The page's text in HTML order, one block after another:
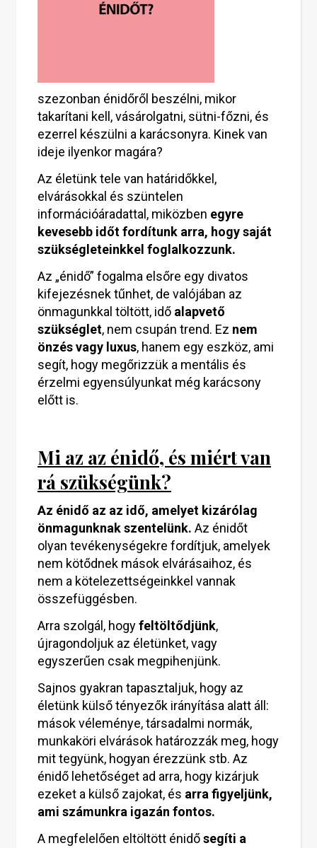
szezonban énidőről beszélni, mikor
takarítani kell, vásárolgatni, sütni-főzni, és
ezerrel készülni a karácsonyra. Kinek van
ideje ilyenkor magára?
Az életünk tele van határidőkkel,
elvárásokkal és szüntelen
információáradattal, miközben egyre
kevesebb időt fordítunk arra, hogy saját
szükségleteinkkel foglalkozzunk.
Az „énidő” fogalma elsőre egy divatos
kifejezésnek tűnhet, de valójában az
önmagunkkal töltött, idő alapvető
szükséglet, nem csupán trend. Ez nem
önzés vagy luxus, hanem egy eszköz, ami
segít, hogy megőrizzük a mentális és
érzelmi egyensúlyunkat még karácsony
előtt is.
Mi az az énidő, és miért van
rá szükségünk?
Az énidő az az idő, amelyet kizárólag
önmagunknak szentelünk. Az énidőt
olyan tevékenységekre fordítjuk, amelyek
nem kötődnek mások elvárásaihoz, és
nem a kötelezettségeinkkel vannak
összefüggésben.
Arra szolgál, hogyfeltöltődjünk,
újragondoljuk az életünket, vagy
egyszerűen csak megpihenjünk.
Sajnos gyakran tapasztaljuk, hogy az
életünk külső tényezők irányítása alatt áll:
mások véleménye, társadalmi normák,
munkaköri elvárások határozzák meg, hogy
mit tegyünk, hogyan érezzünk stb. Az
énidő lehetőséget ad arra, hogy kizárjuk
ezeket a külső zajokat, és arra figyeljünk,
ami számunkra igazán fontos.
A megfelelően eltöltött énidősegíti a